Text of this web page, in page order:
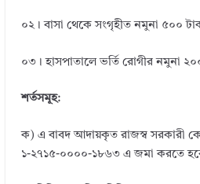
০২। বাসা থেকে সংগৃহীত নমুনা ৫০০
০৩। হাসপাতালে ভর্তি রোগীর নমুনা
শর্তসমূহ:
ক) এ বাবদ আদায়কৃত রাজস্ব সরকারী
১-২৭১৫-০০০০-১৮৬৩ এ জমা করতে